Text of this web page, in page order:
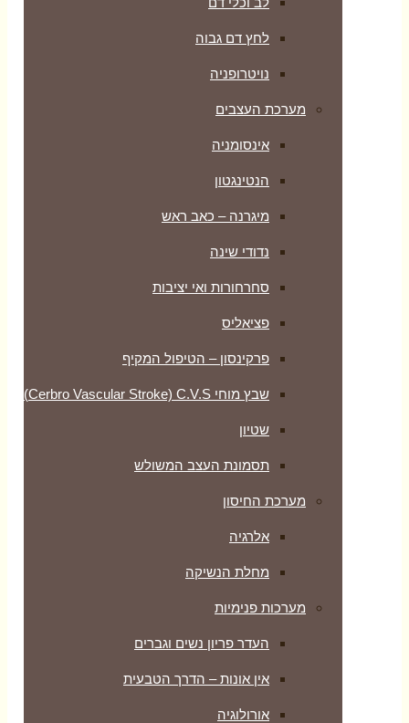
לחץ דם גבוה
נויטרופניה
מערכת העצבים
אינסומניה
הנטינגטון
מיגרנה – כאב ראש
נדודי שינה
סחרחורות ואי יציבות
פציאליס
פרקינסון – הטיפול המקיף
שבץ מוחי Cerbro Vascular Stroke) C.V.S)
שטיון
תסמונת העצב המשולש
מערכת החיסון
אלרגיה
מחלת הנשיקה
מערכות פנימיות
העדר פריון נשים וגברים
אין אונות – הדרך הטבעית
אורולוגיה